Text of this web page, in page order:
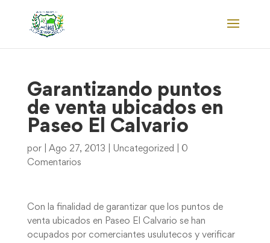
Garantizando puntos
de venta ubicados en
Paseo El Calvario
por Ago 27, 2013 Uncategorized
0
Comentarios
Con la finalidad de garantizar que los puntos de
venta ubicados en Paseo El Calvario se han
ocupados por comerciantes usulutecos y verificar